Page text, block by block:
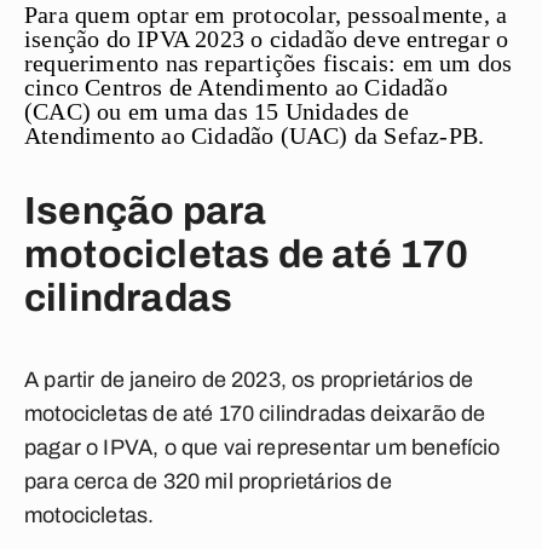
Para quem optar em protocolar, pessoalmente, a
isenção do IPVA 2023 o cidadão deve entregar o
requerimento nas repartições fiscais: em um dos
cinco Centros de Atendimento ao Cidadão
(CAC) ou em uma das 15 Unidades de
Atendimento ao Cidadão (UAC) da Sefaz-PB.
Isenção para
motocicletas de até 170
cilindradas
A partir de janeiro de 2023, os proprietários de
motocicletas de até 170 cilindradas deixarão de
pagar o IPVA, o que vai representar um benefício
para cerca de 320 mil proprietários de
motocicletas.